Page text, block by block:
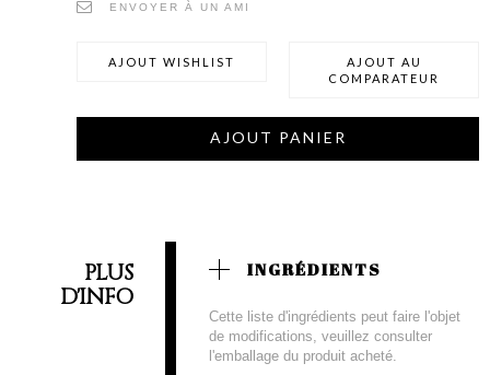
ENVOYER À UN AMI
AJOUT WISHLIST
AJOUT AU
COMPARATEUR
AJOUT PANIER
PLUS
D'INFO
INGRÉDIENTS
Cette liste d'ingrédients peut faire l'objet
de modifications, veuillez consulter
l'emballage du produit acheté.